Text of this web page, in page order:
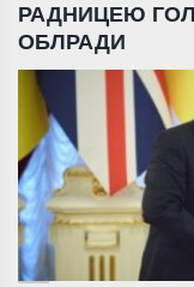
РАДНИЦЕЮ
ОБЛРАДИ